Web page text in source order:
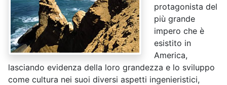
protagonista del
più grande
impero che è
esistito in
America,
lasciando evidenza della loro grandezza e lo sviluppo
come cultura nei suoi diversi aspetti ingenieristici,